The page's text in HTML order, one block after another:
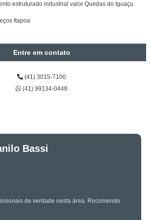
estruturado industrial valor Quedas do Iguaçu
Itapoa
Entre em contato
(41) 3015-7100
(41) 99134-0448
Luciano Rueda
Oliveira
bons mesmo! Profissionais de primeira!